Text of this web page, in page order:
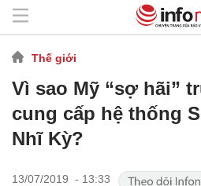
Thế giới
Vì sao Mỹ “sợ hãi”
cung cấp hệ thống
Nhĩ Kỳ?
13/07/2019 - 13:33